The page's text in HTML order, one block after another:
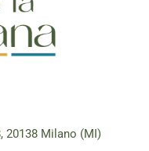
20138 Milano (MI)